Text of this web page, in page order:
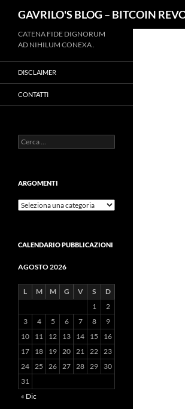
contenuto
GAVRILO'S BLOG – BITCOIN
CATENA FIDE DIGNORUM
AD NIHILUM CONEXA .
DISCLAIMER
CONTATTI
Ricerca
per:
ARGOMENTI
ARGOMENTI
CALENDARIO PUBBLICAZIONI
AGOSTO 2026
L M M G V S
D
1
2
3
4 5 6 7 8
9
10
11 12 13 14 15
16
17
18 19 20 21 22 23
24 25 26 27 28 29
30
31
« Dic